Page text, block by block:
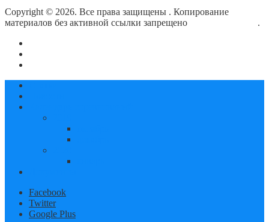
Copyright © 2026. Все права защищены . Копирование
материалов без активной ссылки запрещено
.
Facebook
Twitter
Google Plus